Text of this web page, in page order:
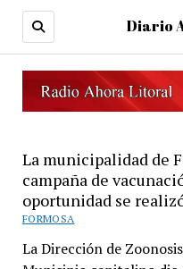
Diario
La municipalidad de
campaña de
oportunidad se
FORMOSA
La Dirección de